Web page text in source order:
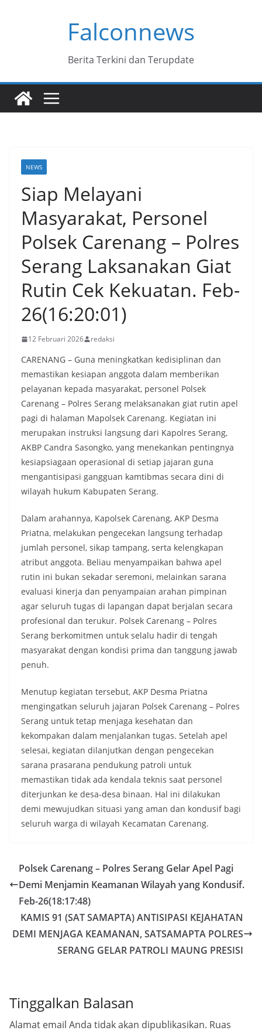
Falconnews
Berita Terkini dan Terupdate
NEWS
Siap Melayani
Masyarakat, Personel
Polsek Carenang – Polres
Serang Laksanakan Giat
Rutin Cek Kekuatan. Feb-
26(16:20:01)
12 Februari 2026 redaksi
CARENANG – Guna meningkatkan kedisiplinan dan
memastikan kesiapan anggota dalam memberikan
pelayanan kepada masyarakat, personel Polsek
Carenang – Polres Serang melaksanakan giat rutin apel
pagi di halaman Mapolsek Carenang. Kegiatan ini
merupakan instruksi langsung dari Kapolres Serang,
AKBP Candra Sasongko, yang menekankan pentingnya
kesiapsiagaan operasional di setiap jajaran guna
mengantisipasi gangguan kamtibmas secara dini di
wilayah hukum Kabupaten Serang.
Dalam arahannya, Kapolsek Carenang, AKP Desma
Priatna, melakukan pengecekan langsung terhadap
jumlah personel, sikap tampang, serta kelengkapan
atribut anggota. Beliau menyampaikan bahwa apel
rutin ini bukan sekadar seremoni, melainkan sarana
evaluasi kinerja dan penyampaian arahan pimpinan
agar seluruh tugas di lapangan dapat berjalan secara
profesional dan terukur. Polsek Carenang – Polres
Serang berkomitmen untuk selalu hadir di tengah
masyarakat dengan kondisi prima dan tanggung jawab
penuh.
Menutup kegiatan tersebut, AKP Desma Priatna
mengingatkan seluruh jajaran Polsek Carenang – Polres
Serang untuk tetap menjaga kesehatan dan
kekompakan dalam menjalankan tugas. Setelah apel
selesai, kegiatan dilanjutkan dengan pengecekan
sarana prasarana pendukung patroli untuk
memastikan tidak ada kendala teknis saat personel
diterjunkan ke desa-desa binaan. Hal ini dilakukan
demi mewujudkan situasi yang aman dan kondusif bagi
seluruh warga di wilayah Kecamatan Carenang.
Polsek Carenang – Polres Serang Gelar Apel Pagi
Demi Menjamin Keamanan Wilayah yang Kondusif.
Feb-26(18:17:48)
KAMIS 91 (SAT SAMAPTA) ANTISIPASI KEJAHATAN
DEMI MENJAGA KEAMANAN, SATSAMAPTA POLRES
SERANG GELAR PATROLI MAUNG PRESISI
Tinggalkan Balasan
Alamat email Anda tidak akan dipublikasikan. Ruas